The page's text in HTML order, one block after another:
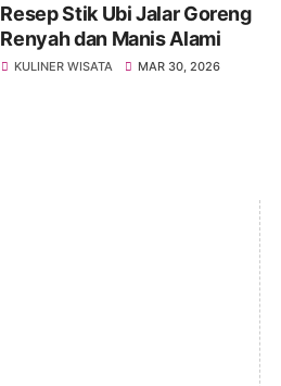
Resep Stik Ubi Jalar Goreng
Renyah dan Manis Alami
KULINER WISATA MAR 30, 2026